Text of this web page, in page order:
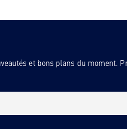
et bons plans du moment.